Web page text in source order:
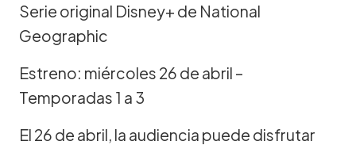
Serie original Disney+ de National
Geographic
Estreno: miércoles 26 de abril –
Temporadas 1 a 3
El 26 de abril, la audiencia puede disfrutar